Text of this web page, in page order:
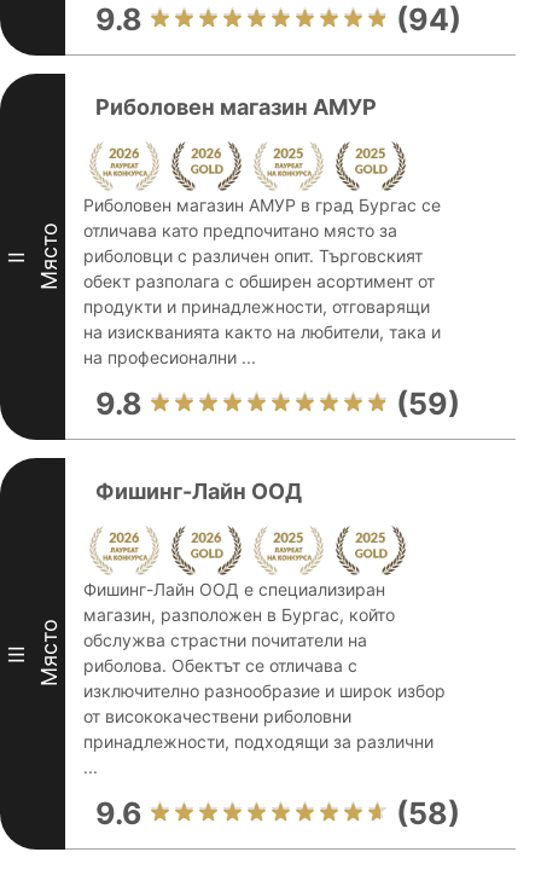
9.8 (94)
II Място
Риболовен магазин АМУР
Риболовен магазин АМУР в град Бургас се
отличава като предпочитано място за
риболовци с различен опит. Търговският
обект разполага с обширен асортимент от
продукти и принадлежности, отговарящи
на изискванията както на любители, така и
на професионални ...
9.8 (59)
III Място
Фишинг-Лайн ООД
Фишинг-Лайн ООД е специализиран
магазин, разположен в Бургас, който
обслужва страстни почитатели на
риболова. Обектът се отличава с
изключително разнообразие и широк избор
от висококачествени риболовни
принадлежности, подходящи за различни
...
9.6 (58)